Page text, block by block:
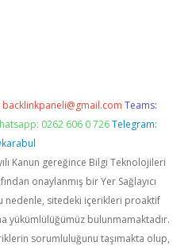
backlinkpaneli@gmail.com Teams:
0262 606 0 726 Telegram:
Kanun gereğince Bilgi Teknolojileri
onaylanmış bir Yer Sağlayıcı
nedenle, sitedeki içerikleri proaktif
yükümlülüğümüz bulunmamaktadır.
sorumluluğunu taşımakta olup,